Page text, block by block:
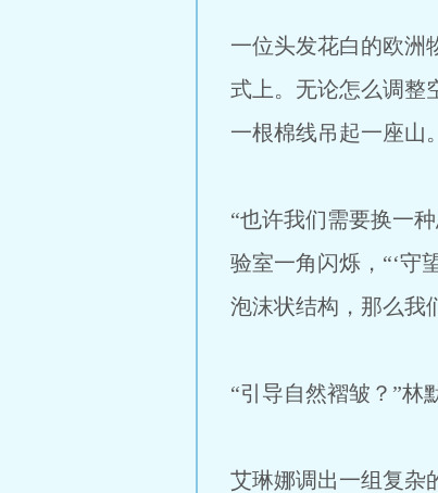
一位头发花白的欧洲
式上。无论怎么调整
一根棉线吊起一座山
“也许我们需要换一
验室一角闪烁，“‘守
泡沫状结构，那么我
“引导自然褶皱？”林
艾琳娜调出一组复杂